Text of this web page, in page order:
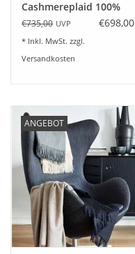
Cashmereplaid 100%
Kaschmir Farbe flanell
€735,00 UVP €698,00
* Inkl. MwSt. zzgl.
Versandkosten
ANGEBOT